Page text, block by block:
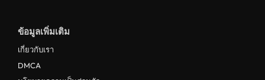
ดูหนังญี่ปุ่น Japan
ข้อมูลเพิ่มเติม
เกี่ยวกับเรา
DMCA